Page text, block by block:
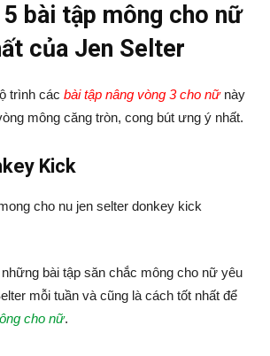
bài tập mông cho nữ
của Jen Selter
trình các bài tập nâng vòng 3 cho nữnày
mông căng tròn, cong bút ưng ý nhất.
Kick
bài tập săn chắc mông cho nữ yêu
mỗi tuần và cũng là cách tốt nhất để
cho nữ.